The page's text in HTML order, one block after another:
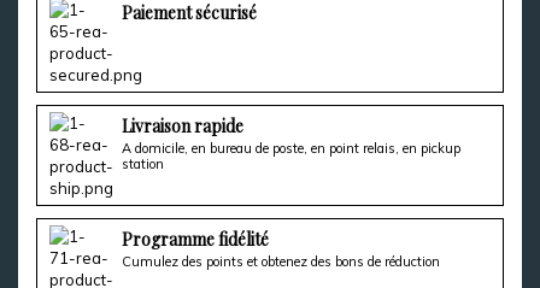
Paiement sécurisé
Livraison rapide
A domicile, en bureau de poste, en point relais, en pickup
station
Programme fidélité
Cumulez des points et obtenez des bons de réduction